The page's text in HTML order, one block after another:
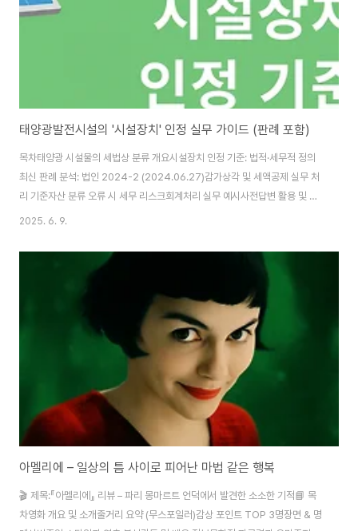
태양광발전시설의 '시설장치' 인정 실무 가이드 (판례 포함)
목차태양광 시설물의 세법상 분류 개요시설장치 인정 기준: 법적·세무적 정의
최신 판례 분석: 법인 2024-2 (2024.06.27)감가상각 및 세액공제 실무 처
리 기준자산 분류 오류 시 세무 리스크회계처리 실무 예시사전답변 활용 및 유
의점결론 및 실무 팁 1. 태양광 시설물의 세법상 분류 개요 태양광발전시설은
공제 및 감가상각을 적용받기 위해서는 해당 설비가 사업용 자산으로서 독립된
기능을 수행해야 하며, 감가상각자산으로 인정되어야 합니다. 2. 시설장치 인
정 기준: 법적·세무적 정의 법인세법 시행령 제24조(감가상각자산의 범위)에
따르면, 시설장치는 "사업용 자산 중 기계적 기능을 가지며 건물이나 토지와 별
2025. 6. 9.
아멜리에 – 일상의 틈 사이로 피어난 마법 같은 행복
🎬 제목:『아멜리에』 리뷰 – 파리 몽마르트 언덕에서 발견한 소소한 기적📘 목
차영화 개요 및 소개줄거리 요약 (무스포일러)감상 포인트 TOP 3명장면 & 명